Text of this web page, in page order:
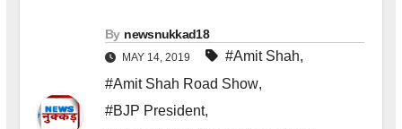
By newsnukkad18
MAY 14, 2019 #Amit Shah,
#Amit Shah Road Show,
#BJP President,